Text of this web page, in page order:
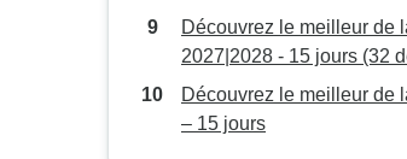
Découvrez le meilleur de
2027|2028 - 15 jours (32
Découvrez le meilleur de
– 15 jours